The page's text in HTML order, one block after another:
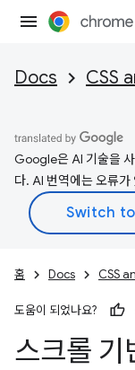
Docs CSS
Google은 AI 기술을
다. AI 번역에는 오류가
홈 Docs CSS
도움이 되었나요?
스크롤 기